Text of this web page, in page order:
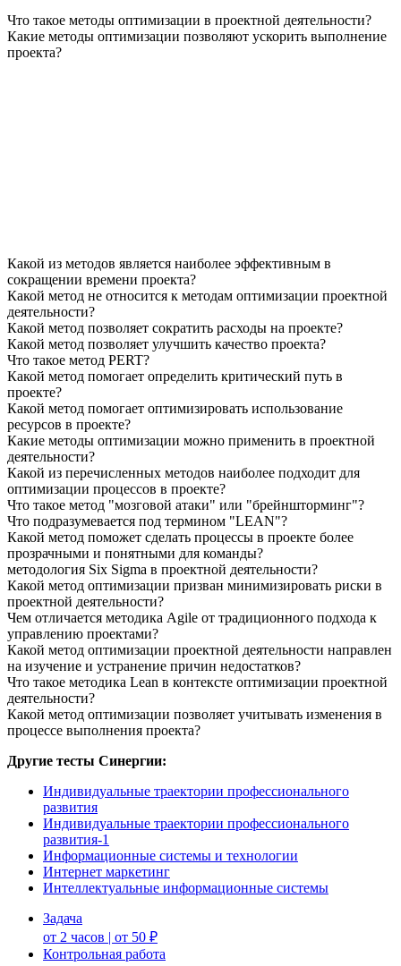
Что такое методы оптимизации в проектной деятельности?
Какие методы оптимизации позволяют ускорить выполнение
проекта?
Какой из методов является наиболее эффективным в
сокращении времени проекта?
Какой метод не относится к методам оптимизации проектной
деятельности?
Какой метод позволяет сократить расходы на проекте?
Какой метод позволяет улучшить качество проекта?
Что такое метод PERT?
Какой метод помогает определить критический путь в
проекте?
Какой метод помогает оптимизировать использование
ресурсов в проекте?
Какие методы оптимизации можно применить в проектной
деятельности?
Какой из перечисленных методов наиболее подходит для
оптимизации процессов в проекте?
Что такое метод "мозговой атаки" или "брейншторминг"?
Что подразумевается под термином "LEAN"?
Какой метод поможет сделать процессы в проекте более
прозрачными и понятными для команды?
методология Six Sigma в проектной деятельности?
Какой метод оптимизации призван минимизировать риски в
проектной деятельности?
Чем отличается методика Agile от традиционного подхода к
управлению проектами?
Какой метод оптимизации проектной деятельности направлен
на изучение и устранение причин недостатков?
Что такое методика Lean в контексте оптимизации проектной
деятельности?
Какой метод оптимизации позволяет учитывать изменения в
процессе выполнения проекта?
Другие тесты Синергии:
Индивидуальные траектории профессионального
развития
Индивидуальные траектории профессионального
развития-1
Информационные системы и технологии
Интернет маркетинг
Интеллектуальные информационные системы
Задача
от 2 часов | от 50 ₽
Контрольная работа